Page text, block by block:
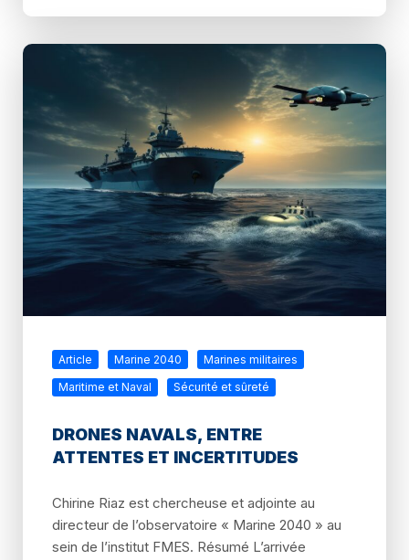
Article Marine 2040 Marines militaires
Maritime et Naval Sécurité et sûreté
DRONES NAVALS, ENTRE
ATTENTES ET INCERTITUDES
Chirine Riaz est chercheuse et adjointe au
directeur de l’observatoire « Marine 2040 » au
sein de l’institut FMES. Résumé L’arrivée